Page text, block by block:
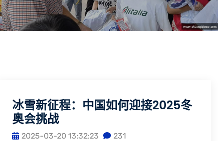
冰雪新征程：中国如何迎接2025冬
奥会挑战
2025-03-20 13:32:23
231